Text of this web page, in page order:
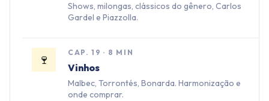
Shows, milongas, clássicos do gênero, Carlos
Gardel e Piazzolla.
🍷 CAP.19 · 8 MIN
Vinhos
Malbec, Torrontés, Bonarda. Harmonização e
onde comprar.